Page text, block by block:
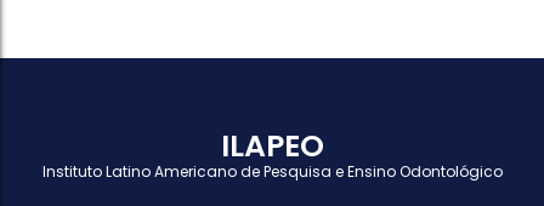
ILAPEO
Instituto Latino Americano de Pesquisa e Ensino Odontológico